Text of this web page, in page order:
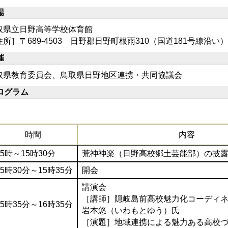
県立日野高等学校体育館
所］〒689-4503 日野郡日野町根雨310（国道181号線沿い）
県教育委員会、鳥取県日野地区連携・共同協議会
グラム
時間 内容
時～15時30分
荒神神楽（日野高校郷土芸能部）の披露
時30分～15時35分
開会
時35分～16時35分
講演会
［講師］隠岐島前高校魅力化コーディ
岩本悠（いわもとゆう）氏
［演題］地域連携による魅力ある高校